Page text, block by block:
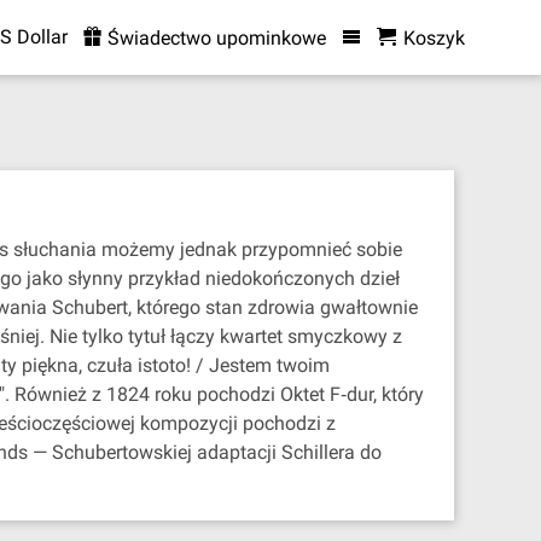
Dollar Świadectwo upominkowe Koszyk
możemy jednak przypomnieć sobie
jako słynny przykład niedokończonych dzieł
Schubert, którego stan zdrowia gwałtownie
Nie tylko tytuł łączy kwartet smyczkowy z
piękna, czuła istoto! / Jestem twoim
z 1824 roku pochodzi Oktet F‐dur, który
kompozycji pochodzi z
— Schubertowskiej adaptacji Schillera do